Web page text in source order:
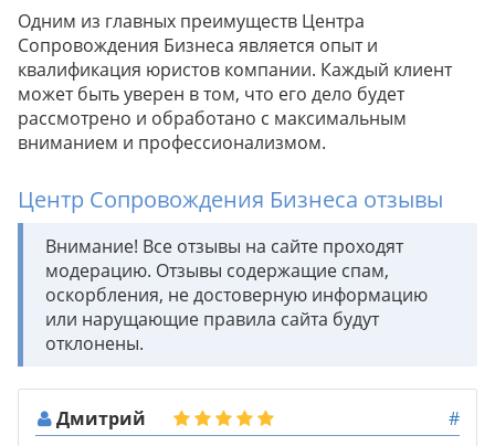
Одним из главных преимуществ Центра
Сопровождения Бизнеса является опыт и
квалификация юристов компании. Каждый клиент
может быть уверен в том, что его дело будет
рассмотрено и обработано с максимальным
вниманием и профессионализмом.
Центр Сопровождения Бизнеса отзывы
Внимание! Все отзывы на сайте проходят
модерацию. Отзывы содержащие спам,
оскорбления, не достоверную информацию
или нарущающие правила сайта будут
отклонены.
Дмитрий
#